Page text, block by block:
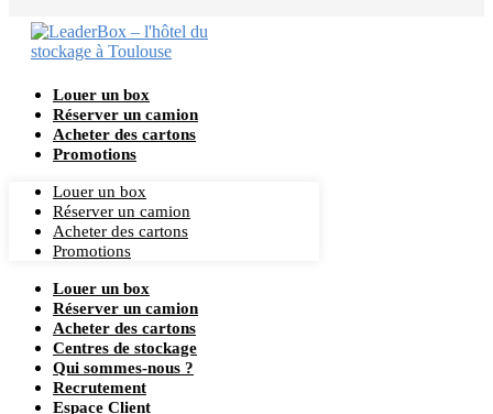
Louer un box
Réserver un camion
Acheter des cartons
Promotions
Louer un box
Réserver un camion
Acheter des cartons
Promotions
Louer un box
Réserver un camion
Acheter des cartons
Centres de stockage
Qui sommes-nous ?
Recrutement
Espace Client